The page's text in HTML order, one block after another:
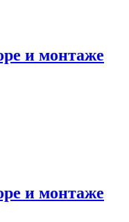
и монтаже
и монтаже